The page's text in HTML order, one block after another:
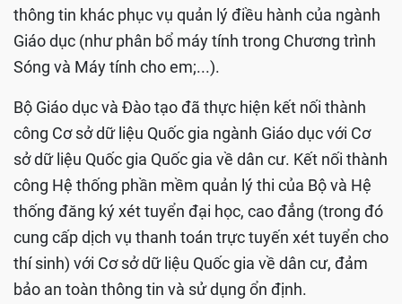
thông tin khác phục vụ quản lý điều hành của ngành
Giáo dục (như phân bổ máy tính trong Chương trình
Sóng và Máy tính cho em;...).
Bộ Giáo dục và Đào tạo đã thực hiện kết nối thành
công Cơ sở dữ liệu Quốc gia ngành Giáo dục với Cơ
sở dữ liệu Quốc gia Quốc gia về dân cư. Kết nối thành
công Hệ thống phần mềm quản lý thi của Bộ và Hệ
thống đăng ký xét tuyển đại học, cao đẳng (trong đó
cung cấp dịch vụ thanh toán trực tuyến xét tuyển cho
thí sinh) với Cơ sở dữ liệu Quốc gia về dân cư, đảm
bảo an toàn thông tin và sử dụng ổn định.